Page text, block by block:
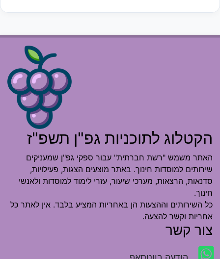
הקטלוג לתוכניות גפ"ן תשפ"ז
האתר משמש "רשת חברתית" עבור ספקי גפ"ן שמעניקים
שירותים למוסדות חינוך. באתר מוצעים הצגות, פעילויות,
סדנאות, הרצאות, מערכי שיעור, עזרי לימוד למוסדות ולאנשי
חינוך.
כל השירותים וההצעות הן באחריות המציע בלבד. אין לאתר כל
אחריות וקשר להצעה.
צור קשר